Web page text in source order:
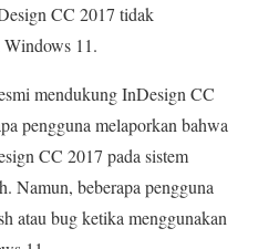
CC 2017 tidak
Windows 11.
mendukung InDesign CC
pengguna melaporkan bahwa
CC 2017 pada sistem
Namun, beberapa pengguna
atau bug ketika menggunakan